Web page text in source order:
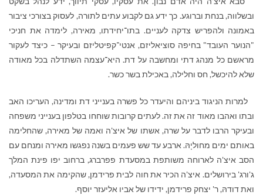
ובשלווה, בנחת וברוגע. כך ידע גם לקבוע עתים לתורה, לעסוק בצורכי ציבור
באמונה ולהפריש צדקה לעניים. בתו־יחידתו, מאירה, לימדה את חניכי
"הנוער העובד" בחיפה סוציאליזם, אנטי־קפיטליזם ובעיקר – כיצד לעקור
מראשם כל מנהג דתי ומחשבה על דת. היא־עצמה השתדלה בכל מאודה
שלא להיכשל, חס וחלילה, באכילת בשר כשר.
למרות הניגוד ביניהם והיעדר כל פשרה בענייני דת ומדינה, העריכו האב
ובתו ואהבו מאוד זה את זה. לעתים קרובות שוחחו בטלפון בענייני משפחה
ובעיקר הרבו לדבר על שרה, אשתו של איצ'ה ואמה של מאירה, שהחלימה
באותם ימים מחוליָהּ. ארבע עד שש פעמים בשנה נפגשו מאירה ומנחם עם
הסב איצ'ה לארוחה משותפת במסעדת פפרברג, ברחוב יפו פינת המלך
ג'ורג' בירושלים. איצ'ה הכיר את חוה לבית פרידמן, שהקימה את המסעדה,
ואת דודהּ, ר' יצחק פרידמן, ידידו של אביו אליעזר יוסף.